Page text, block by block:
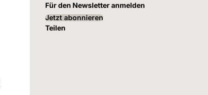
Für den Newsletter anmelden
Jetzt abonnieren
Teilen